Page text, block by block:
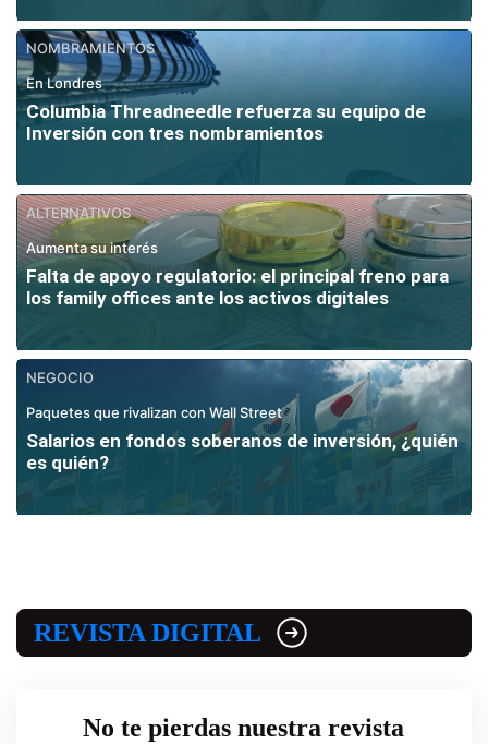
NOMBRAMIENTOS
En Londres
Columbia Threadneedle refuerza su equipo de
Inversión con tres nombramientos
ALTERNATIVOS
Aumenta su interés
Falta de apoyo regulatorio: el principal freno para
los family offices ante los activos digitales
NEGOCIO
Paquetes que rivalizan con Wall Street
Salarios en fondos soberanos de inversión, ¿quién
es quién?
REVISTA DIGITAL
No te pierdas nuestra revista